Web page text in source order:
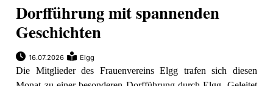
Dorfführung mit spannenden
Geschichten
16.07.2026 Elgg
Die Mitglieder des Frauenvereins Elgg trafen sich diesen